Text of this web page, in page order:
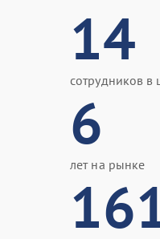
14
сотрудников в
6
лет на рынке